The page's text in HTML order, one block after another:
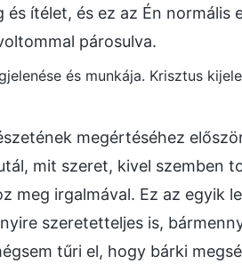
és ítélet, és ez az Én normális
párosulva.
és munkája. Krisztus
megértéséhez
mit szeret, kivel szemben
meg irgalmával. Ez az egyik
szeretetteljes is,
tűri el, hogy bárki